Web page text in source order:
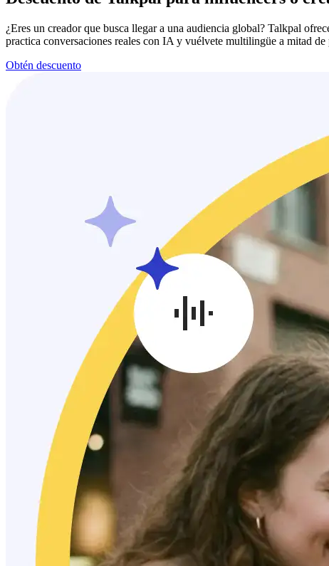
¿Eres un creador que busca llegar a una audiencia global? Talkpal
practica conversaciones reales con IA y vuélvete multilingüe a mitad de
Obtén descuento